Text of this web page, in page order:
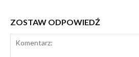
ZOSTAW ODPOWIEDŹ